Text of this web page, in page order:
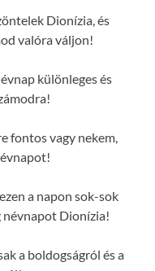
Dionízia, és
valóra váljon!
különleges és
fontos vagy nekem,
a napon sok-sok
Dionízia!
a boldogságról és a